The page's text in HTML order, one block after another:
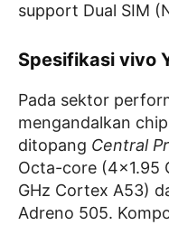
support Dual SIM
Spesifikasi vivo
Pada sektor
mengandalkan
ditopang Central
Octa-core (4×1.95
GHz Cortex A53)
Adreno 505.